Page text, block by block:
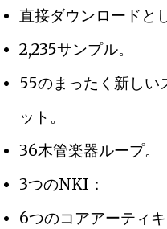
直接ダウンロードと
2,235サンプル。
55のまったく新しい
ット。
36木管楽器ループ。
3つのNKI：
6つのコアアーティ